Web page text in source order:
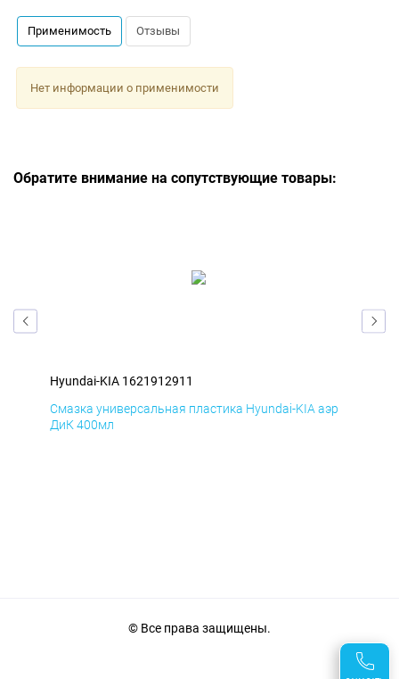
Применимость Отзывы
Нет информации о применимости
Обратите внимание на сопутствующие товары:
Hyundai-KIA 1621912911
Смазка универсальная пластика Hyundai-KIA аэр
ДиК 400мл
© Все права защищены.